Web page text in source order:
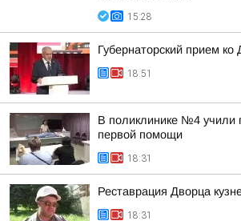
15:28
Губернаторский прием ко
18:51
В поликлинике №4 учили
первой помощи
18:31
Реставрация Дворца
18:31